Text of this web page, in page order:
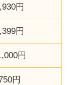
円
円
円
円